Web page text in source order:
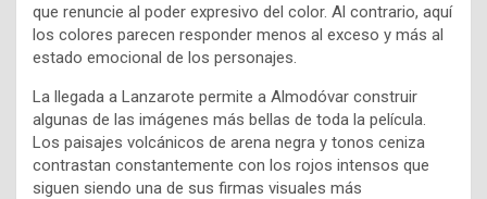
que renuncie al poder expresivo del color. Al contrario, aquí
los colores parecen responder menos al exceso y más al
estado emocional de los personajes.
La llegada a Lanzarote permite a Almodóvar construir
algunas de las imágenes más bellas de toda la película.
Los paisajes volcánicos de arena negra y tonos ceniza
contrastan constantemente con los rojos intensos que
siguen siendo una de sus firmas visuales más